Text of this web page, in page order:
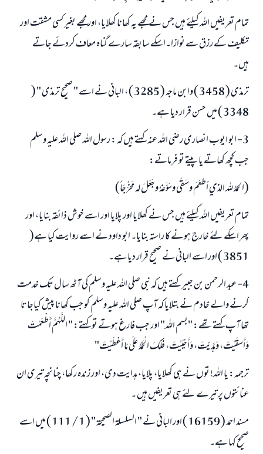
تمام تعریفیں اللہ کیلئے ہیں جس نے مجھے یہ کھانا کھلایا، اور مجھے بغیر کسی مشقت اور
تکلیف کے رزق سے نوازا۔اسکے سابقہ سارے گناہ معاف کردئے جاتے
ہیں۔
ترمذی ( 3458 ) وابن ماجہ ( 3285 ) ، البانی نے اسے " صحيح ترمذی " (
3348 ) میں حسن قرار دیا ہے۔
3- ابو ایوب انصاری رضی اللہ عنہ کہتے ہیں کہ : رسول اللہ صلی اللہ علیہ وسلم
جب کچھ کھاتے یا پیتے تو فرماتے:
(الحمدُ لله الذي أطعَمَ وسَقَى وسَوَّغهُ وجَعَلَ له مَخْرَجَاً)
تمام تعریفیں اللہ کیلئے ہیں جس نے کھلایا اور پلایا اور اسے خوش ذائقہ بنایا، اور
پھر اسکے لئے خارج ہونے کا راستہ بنایا۔ ابو داود نے اسے روایت کیا ہے(
3851 ) اور اسے البانی نے صحیح قرار دیا ہے۔
4- عبد الرحمن بن جبیر کہتے ہیں کہ نبی صلی اللہ علیہ وسلم کی آٹھ سال تک خدمت
کرنے والے خادم نے بتلایا کہ آپ صلی اللہ علیہ وسلم کو جب کھانا پیش کیاجاتا
تھا آپ کہتے تھے: "بسم اللہ" اور جب فارغ ہوتے تو کہتے: " اللَّهُمَّ أَطْعَمْتَ
وَأَسقَيْتَ، وَهَدَيْتَ، وَأَحْيَيْتَ، فَلَكَ الْحَمْدُ عَلَى مَا أَعْطَيْتَ"
ترجمہ: یا اللہ! توں نے ہی کھلایا، پلایا، ہدایت دی، اور زندہ رکھا، چنانچہ تیری ان
عنائتوں پر تیرے لئے ہی تعریفیں ہیں ۔
مسند احمد ( 16159 ) اور البانی نے " السلسلة الصحيحة " ( 1 / 111 ) میں اسے
صحیح کہا ہے۔